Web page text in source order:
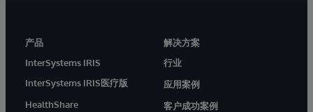
产品
InterSystems IRIS
InterSystems IRIS医疗版
HealthShare
解决方案
行业
应用案例
客户成功案例